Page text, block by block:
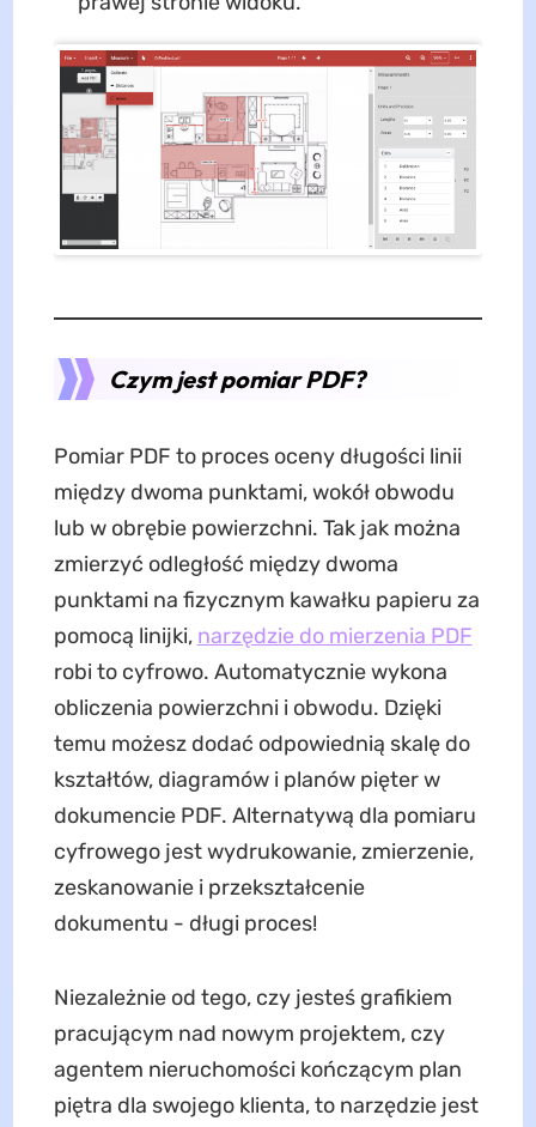
Czym jest pomiar PDF?
Pomiar PDF to proces oceny długości linii
między dwoma punktami, wokół obwodu
lub w obrębie powierzchni. Tak jak można
zmierzyć odległość między dwoma
punktami na fizycznym kawałku papieru za
pomocą linijki, narzędzie do mierzenia PDF
robi to cyfrowo. Automatycznie wykona
obliczenia powierzchni i obwodu. Dzięki
temu możesz dodać odpowiednią skalę do
kształtów, diagramów i planów pięter w
dokumencie PDF. Alternatywą dla pomiaru
cyfrowego jest wydrukowanie, zmierzenie,
zeskanowanie i przekształcenie
dokumentu - długi proces!
Niezależnie od tego, czy jesteś grafikiem
pracującym nad nowym projektem, czy
agentem nieruchomości kończącym plan
piętra dla swojego klienta, to narzędzie jest